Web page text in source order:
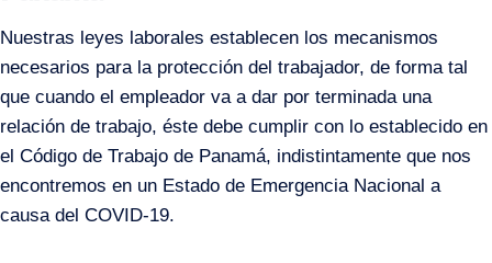
Nuestras leyes laborales establecen los mecanismos
necesarios para la protección del trabajador, de forma tal
que cuando el empleador va a dar por terminada una
relación de trabajo, éste debe cumplir con lo establecido en
el Código de Trabajo de Panamá, indistintamente que nos
encontremos en un Estado de Emergencia Nacional a
causa del COVID-19.